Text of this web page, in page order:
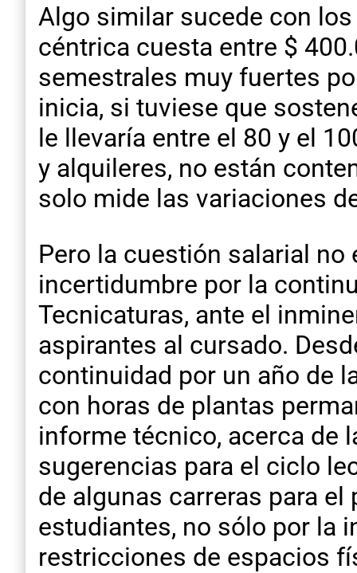
Algo similar sucede con
céntrica cuesta entre $
semestrales muy fuertes
inicia, si tuviese que
le llevaría entre el 80 y el
y alquileres, no están
solo mide las variaciones
Pero la cuestión salarial
incertidumbre por la
Tecnicaturas, ante el
aspirantes al cursado.
continuidad por un año de
con horas de plantas
informe técnico, acerca de
sugerencias para el ciclo
de algunas carreras para
estudiantes, no sólo por la
restricciones de espacios